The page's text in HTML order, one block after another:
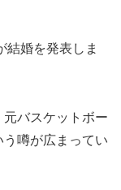
結婚を発表しま
バスケットボー
噂が広まってい